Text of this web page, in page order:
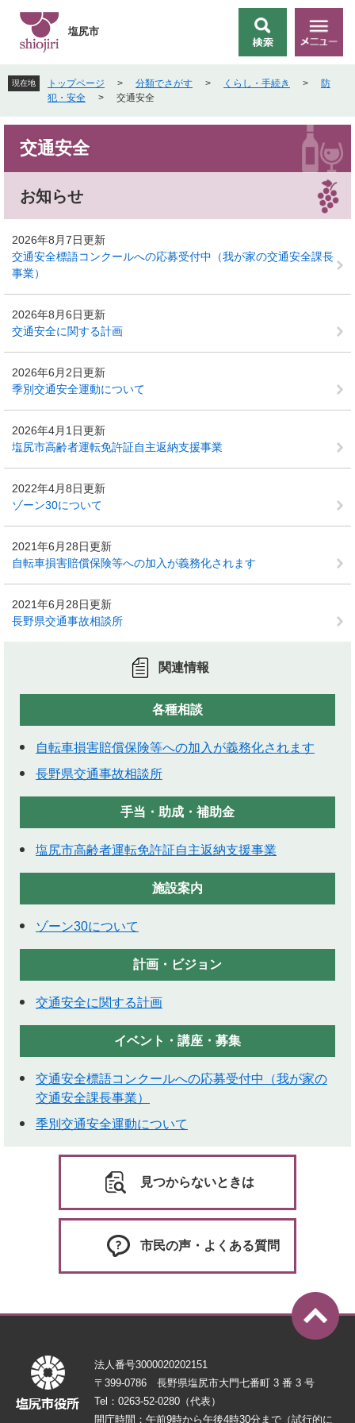
先
頭
す
を
飛
し
文
索
メ
ニ
塩尻市
現在地 トップページ > 分類でさがす > くらし・手続き >
防
犯・安全
> 交通安全
交通安全
お知らせ
2026年8月7日更新
交通安全標語コンクールへの応募受付中（我が家の交通安全課長
事業）
2026年8月6日更新
交通安全に関する計画
2026年6月2日更新
季別交通安全運動について
2026年4月1日更新
塩尻市高齢者運転免許証自主返納支援事業
2022年4月8日更新
ゾーン30について
2021年6月28日更新
自転車損害賠償保険等への加入が義務化されます
2021年6月28日更新
長野県交通事故相談所
関連情報
各種相談
自転車損害賠償保険等への加入が義務化されます
長野県交通事故相談所
手当・助成・補助金
塩尻市高齢者運転免許証自主返納支援事業
施設案内
ゾーン30について
計画・ビジョン
交通安全に関する計画
イベント・講座・募集
交通安全標語コンクールへの応募受付中（我が家の
交通安全課長事業）
季別交通安全運動について
見つからないときは
市民の声・よくある質問
法人番号3000020202151
〒399-0786 長野県塩尻市大門七番町 3 番 3 号
Tel：0263-52-0280（代表）
開庁時間：午前9時から午後4時30分まで（試行的に